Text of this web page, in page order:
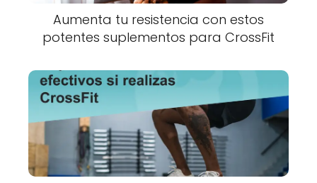
Aumenta tu resistencia con estos
potentes suplementos para CrossFit